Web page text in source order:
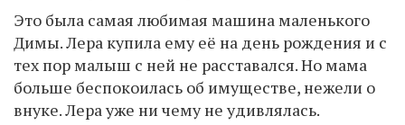
Это была самая любимая машина маленького
Димы. Лера купила ему её на день рождения и с
тех пор малыш с ней не расставался. Но мама
больше беспокоилась об имуществе, нежели о
внуке. Лера уже ни чему не удивлялась.